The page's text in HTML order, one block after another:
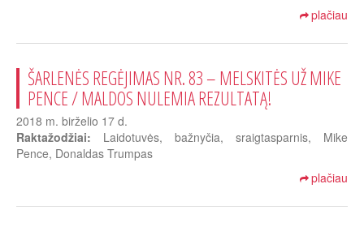
plačiau
ŠARLENĖS REGĖJIMAS NR. 83 – MELSKITĖS UŽ MIKE
PENCE / MALDOS NULEMIA REZULTATĄ!
2018 m. birželio 17 d.
Raktažodžiai: Laidotuvės, bažnyčia, sraigtasparnis, Mike
Pence, Donaldas Trumpas
plačiau